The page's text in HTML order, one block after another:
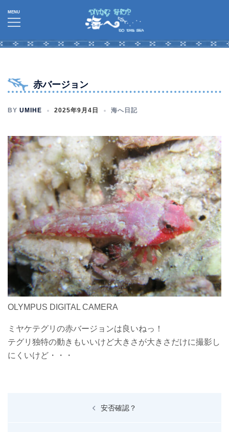
ン
赤バージョン
BY UMIHE 2025年9月4日 海へ日記
OLYMPUS DIGITAL CAMERA
ミヤケテグリの赤バージョンは良いねっ！
テグリ独特の動きもいいけど大きさが大きさだけに撮影し
にくいけど・・・
安否確認？